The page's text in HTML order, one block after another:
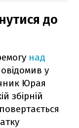
до
над
у
Юрая
збірній